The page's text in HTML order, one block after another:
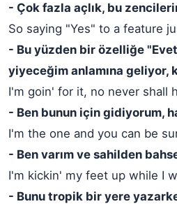
- Çok fazla açlık, bu
So saying "Yes" to a feature
- Bu yüzden bir özelliğe
yiyeceğim anlamına geliyor,
I'm goin' for it, no never shall
- Ben bunun için gidiyorum,
I'm the one and you can be
- Ben varım ve sahilden
I'm kickin' my feet up while I
- Bunu tropik bir yere